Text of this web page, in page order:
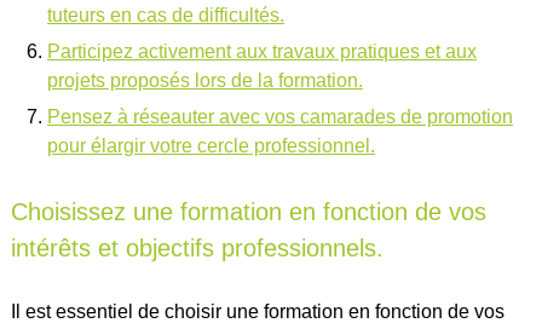
tuteurs en cas de difficultés.
Participez activement aux travaux pratiques et aux
projets proposés lors de la formation.
Pensez à réseauter avec vos camarades de promotion
pour élargir votre cercle professionnel.
Choisissez une formation en fonction de vos
intérêts et objectifs professionnels.
Il est essentiel de choisir une formation en fonction de vos